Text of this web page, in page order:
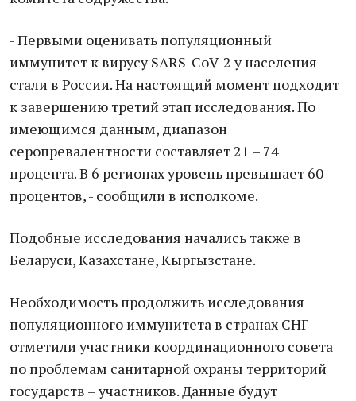
- Первыми оценивать популяционный
иммунитет к вирусу SARS-CoV-2 у населения
стали в России. На настоящий момент подходит
к завершению третий этап исследования. По
имеющимся данным, диапазон
серопревалентности составляет 21 – 74
процента. В 6 регионах уровень превышает 60
процентов, - сообщили в исполкоме.
Подобные исследования начались также в
Беларуси, Казахстане, Кыргызстане.
Необходимость продолжить исследования
популяционного иммунитета в странах СНГ
отметили участники координационного совета
по проблемам санитарной охраны территорий
государств – участников. Данные будут